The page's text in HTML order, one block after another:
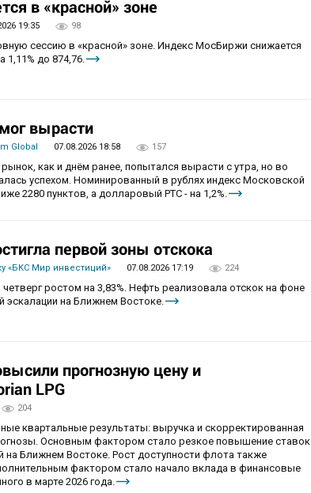
в «красной» зоне
19:35 98
сессию в «красной» зоне. Индекс МосБиржи снижается
1,11% до 874,76.
вырасти
Global 07.08.2026 18:58 157
как и днём ранее, попытался вырасти с утра, но во
успехом. Номинированный в рублях индекс Московской
2280 пунктов, а долларовый РТС - на 1,2%.
первой зоны отскока
«БКС Мир инвестиций» 07.08.2026 17:19 224
ростом на 3,83%. Нефть реализовала отскок на фоне
эскалации на Ближнем Востоке.
прогнозную цену и
LPG
204
квартальные результаты: выручка и скорректированная
Основным фактором стало резкое повышение ставок
на Ближнем Востоке. Рост доступности флота также
фактором стало начало вклада в финансовые
в марте 2026 года.